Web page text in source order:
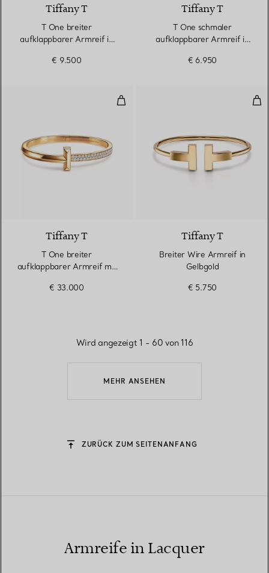
Tiffany T
T One breiter
aufklappbarer Armreif in
€ 9.500
Tiffany T
T One schmaler
aufklappbarer Armreif in
€ 6.950
T One breiter aufklappbarer
Tiffany T
T One breiter
aufklappbarer Armreif mit
€ 33.000
Tiffany T
Breiter Wire Armreif in
Gelbgold
€ 5.750
MEHR ANSEHEN
Wird angezeigt 1 - 60 von 116
ZURÜCK ZUM SEITENANFANG
Armreife in Lacquer